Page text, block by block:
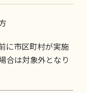
に市区町村が実施
合は対象外となり